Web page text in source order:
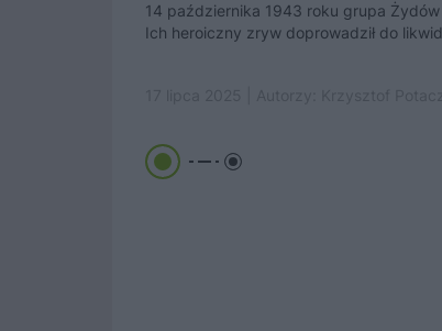
14 października 1943 roku grupa
Ich heroiczny zryw doprowadził do